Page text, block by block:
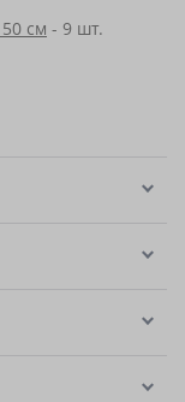
см - 9 шт.